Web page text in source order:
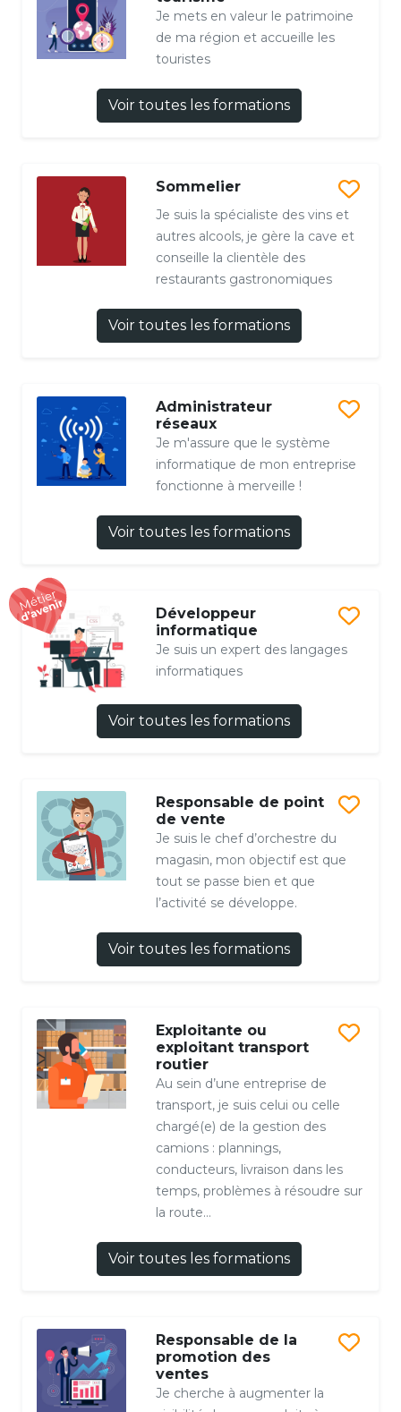
Je mets en valeur le patrimoine
de ma région et accueille les
touristes
Voir toutes les formations
Sommelier
Je suis la spécialiste des vins et
autres alcools, je gère la cave et
conseille la clientèle des
restaurants gastronomiques
Voir toutes les formations
Administrateur
réseaux
Je m'assure que le système
informatique de mon entreprise
fonctionne à merveille !
Voir toutes les formations
Développeur
informatique
Je suis un expert des langages
informatiques
Voir toutes les formations
Responsable de point
de vente
Je suis le chef d’orchestre du
magasin, mon objectif est que
tout se passe bien et que
l’activité se développe.
Voir toutes les formations
Exploitante ou
exploitant transport
routier
Au sein d’une entreprise de
transport, je suis celui ou celle
chargé(e) de la gestion des
camions : plannings,
conducteurs, livraison dans les
temps, problèmes à résoudre sur
la route…
Voir toutes les formations
Responsable de la
promotion des
ventes
Je cherche à augmenter la